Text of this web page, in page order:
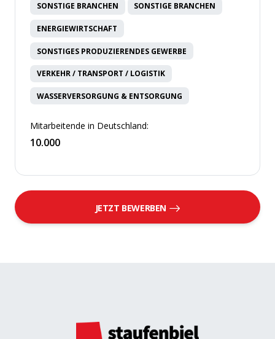
SONSTIGE BRANCHEN SONSTIGE BRANCHEN
ENERGIEWIRTSCHAFT
SONSTIGES PRODUZIERENDES GEWERBE
VERKEHR / TRANSPORT / LOGISTIK
WASSERVERSORGUNG & ENTSORGUNG
Mitarbeitende in Deutschland:
10.000
JETZT BEWERBEN